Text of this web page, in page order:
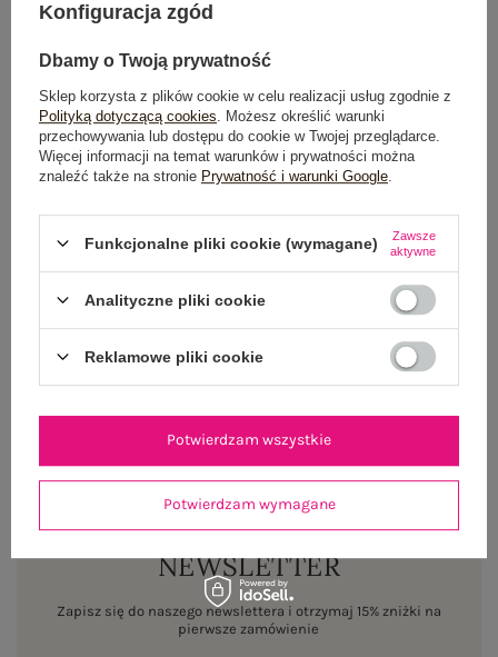
Produkt niedostępny
OPIS PRODUKTU
GŁÓWNE PARAMETRY
ZWROTY I REKLAMACJE
NEWSLETTER
Zapisz się do naszego newslettera i otrzymaj 15% zniżki na
pierwsze zamówienie
Konfiguracja zgód
Dbamy o Twoją prywatność
Sklep korzysta z plików cookie w celu realizacji usług zgodnie z
Polityką dotyczącą cookies . Możesz określić warunki
przechowywania lub dostępu do cookie w Twojej przeglądarce.
Więcej informacji na temat warunków i prywatności można
znaleźć także na stronie Prywatność i warunki Google
Funkcjonalne pliki cookie (wymagane)
Zawsze
aktywne
Analityczne pliki cookie
Reklamowe pliki cookie
Potwierdzam wymagane
Potwierdzam wszystkie